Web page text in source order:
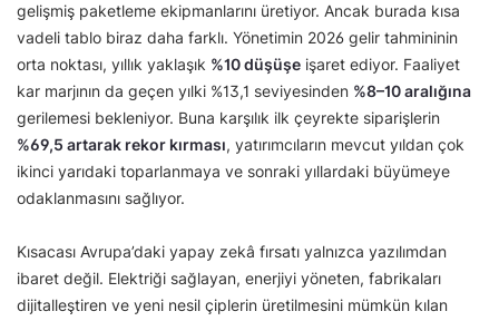
gelişmiş paketleme ekipmanlarını üretiyor. Ancak burada kısa
vadeli tablo biraz daha farklı. Yönetimin 2026 gelir tahmininin
orta noktası, yıllık yaklaşık %10 düşüşe işaret ediyor. Faaliyet
kar marjının da geçen yılki %13,1 seviyesinden %8–10 aralığına
gerilemesi bekleniyor. Buna karşılık ilk çeyrekte siparişlerin
%69,5 artarak rekor kırması, yatırımcıların mevcut yıldan çok
ikinci yarıdaki toparlanmaya ve sonraki yıllardaki büyümeye
odaklanmasını sağlıyor.
Kısacası Avrupa’daki yapay zekâ fırsatı yalnızca yazılımdan
ibaret değil. Elektriği sağlayan, enerjiyi yöneten, fabrikaları
dijitalleştiren ve yeni nesil çiplerin üretilmesini mümkün kılan